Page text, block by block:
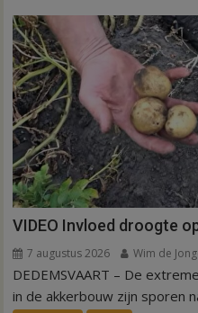
VIDEO Invloed droogte
7 augustus 2026 Wim de
DEDEMSVAART – De
in de akkerbouw zijn sporen